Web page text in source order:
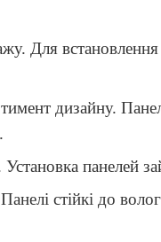
Для
дизайну.
Установка панелей
стійкі до